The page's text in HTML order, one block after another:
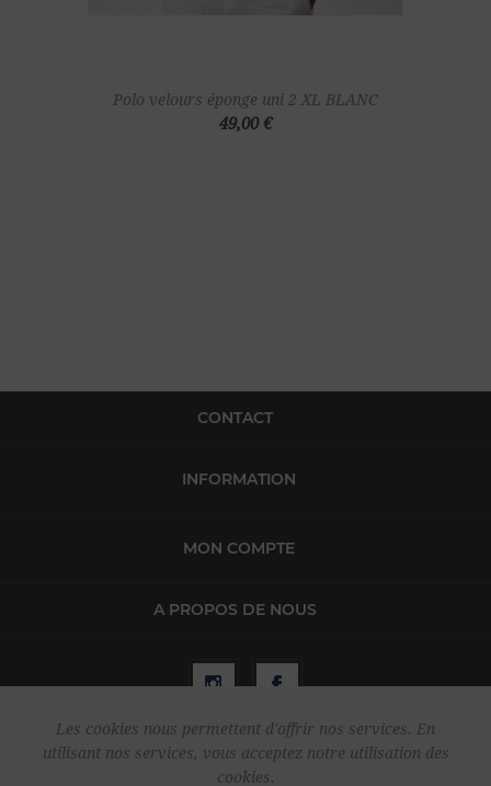
Polo velours éponge uni 2 XL BLANC
49,00 €
CONTACT
INFORMATION
MON COMPTE
A PROPOS DE NOUS
Copyright © 2026 Harper & Flint. Tous droits réservés.
Les cookies nous permettent d'offrir nos services. En
utilisant nos services, vous acceptez notre utilisation des
cookies.